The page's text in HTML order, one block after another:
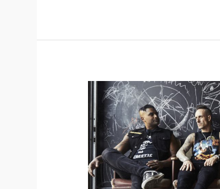
Sum
–
Détails
de
son
dernier
album